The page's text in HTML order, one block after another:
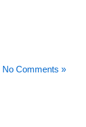
No Comments »